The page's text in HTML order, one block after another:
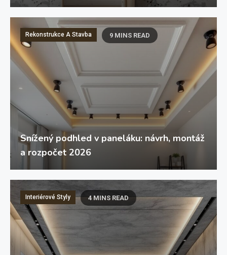
Rekonstrukce A Stavba 9 MINS READ
Snížený podhled v paneláku: návrh, montáž
a rozpočet 2026
Interiérové Styly 4 MINS READ